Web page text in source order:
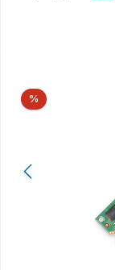
Bildergalerie
% Rabatt